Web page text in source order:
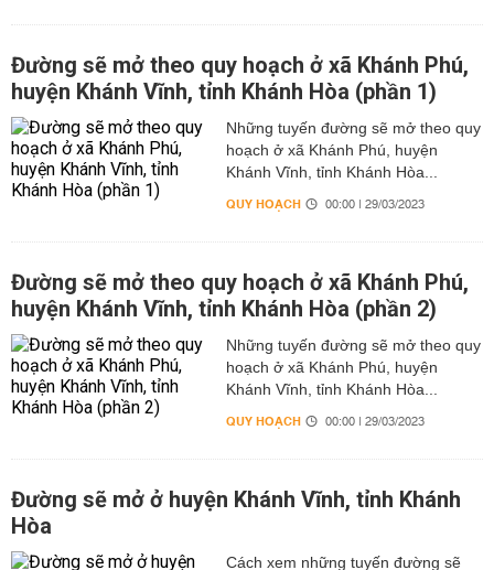
Đường sẽ mở theo quy hoạch ở xã Khánh Phú,
huyện Khánh Vĩnh, tỉnh Khánh Hòa (phần 1)
Những tuyến đường sẽ mở theo quy
hoạch ở xã Khánh Phú, huyện
Khánh Vĩnh, tỉnh Khánh Hòa...
QUY HOẠCH 00:00 | 29/03/2023
Đường sẽ mở theo quy hoạch ở xã Khánh Phú,
huyện Khánh Vĩnh, tỉnh Khánh Hòa (phần 2)
Những tuyến đường sẽ mở theo quy
hoạch ở xã Khánh Phú, huyện
Khánh Vĩnh, tỉnh Khánh Hòa...
QUY HOẠCH 00:00 | 29/03/2023
Đường sẽ mở ở huyện Khánh Vĩnh, tỉnh Khánh
Hòa
Cách xem những tuyến đường sẽ